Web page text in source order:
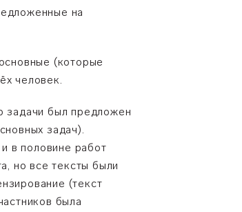
на
(которые
человек.
задачи был предложен
задач).
в половине работ
но все тексты были
(текст
была